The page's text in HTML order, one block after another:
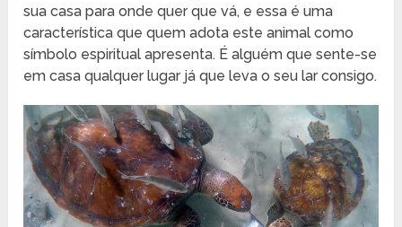
sua casa para onde quer que vá, e essa é uma
característica que quem adota este animal como
símbolo espiritual apresenta. É alguém que sente-se
em casa qualquer lugar já que leva o seu lar consigo.